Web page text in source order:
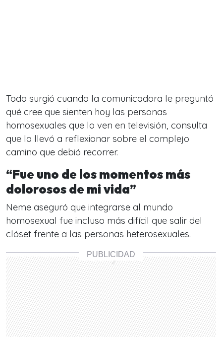
Todo surgió cuando la comunicadora le preguntó
qué cree que sienten hoy las personas
homosexuales que lo ven en televisión, consulta
que lo llevó a reflexionar sobre el complejo
camino que debió recorrer.
“Fue uno de los momentos más
dolorosos de mi vida”
Neme aseguró que integrarse al mundo
homosexual fue incluso más difícil que salir del
clóset frente a las personas heterosexuales.